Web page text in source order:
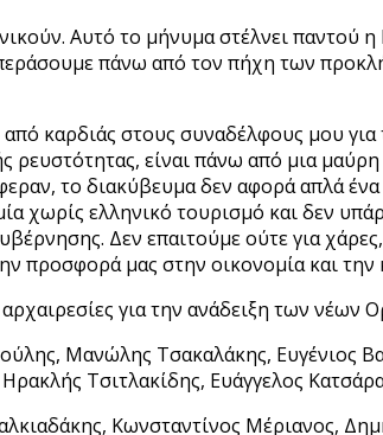
Αυτό το μήνυμα στέλνει
πάνω από τον πήχη των
καρδιάς στους συναδέλφους μου
είναι πάνω από μια
το διακύβευμα δεν αφορά απλά
χωρίς ελληνικό τουρισμό και δεν
Δεν επαιτούμε ούτε για
προσφορά μας στην οικονομία και την
αρχαιρεσίες για την ανάδειξη των
Μανώλης Τσακαλάκης, Ευγένιος
Τσιτλακίδης, Ευάγγελος
Κωνσταντίνος Μέριανος,